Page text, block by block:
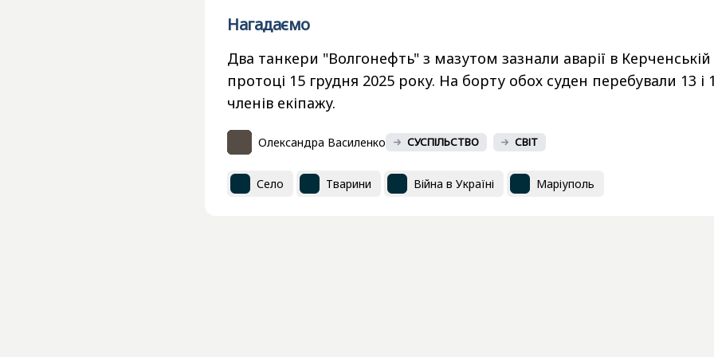
Нагадаємо
Два танкери "Волгонефть" з мазутом зазнали аварії в Керченській
протоці 15 грудня 2025 року. На борту обох суден перебували 13 і
членів екіпажу.
Олександра Василенко СУСПІЛЬСТВО СВІТ
Село Тварини Війна в Україні Маріуполь